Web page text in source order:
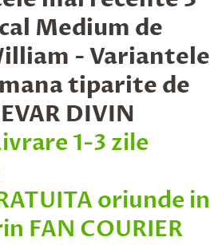
Medium de
- Variantele
tiparite de
DIVIN
1-3 zile
oriunde in
FAN COURIER